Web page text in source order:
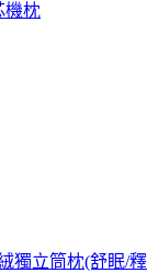
機枕
獨立筒枕(舒眠/釋